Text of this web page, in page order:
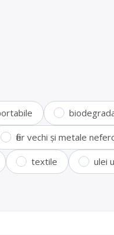
fier vechi și metale
textile ulei